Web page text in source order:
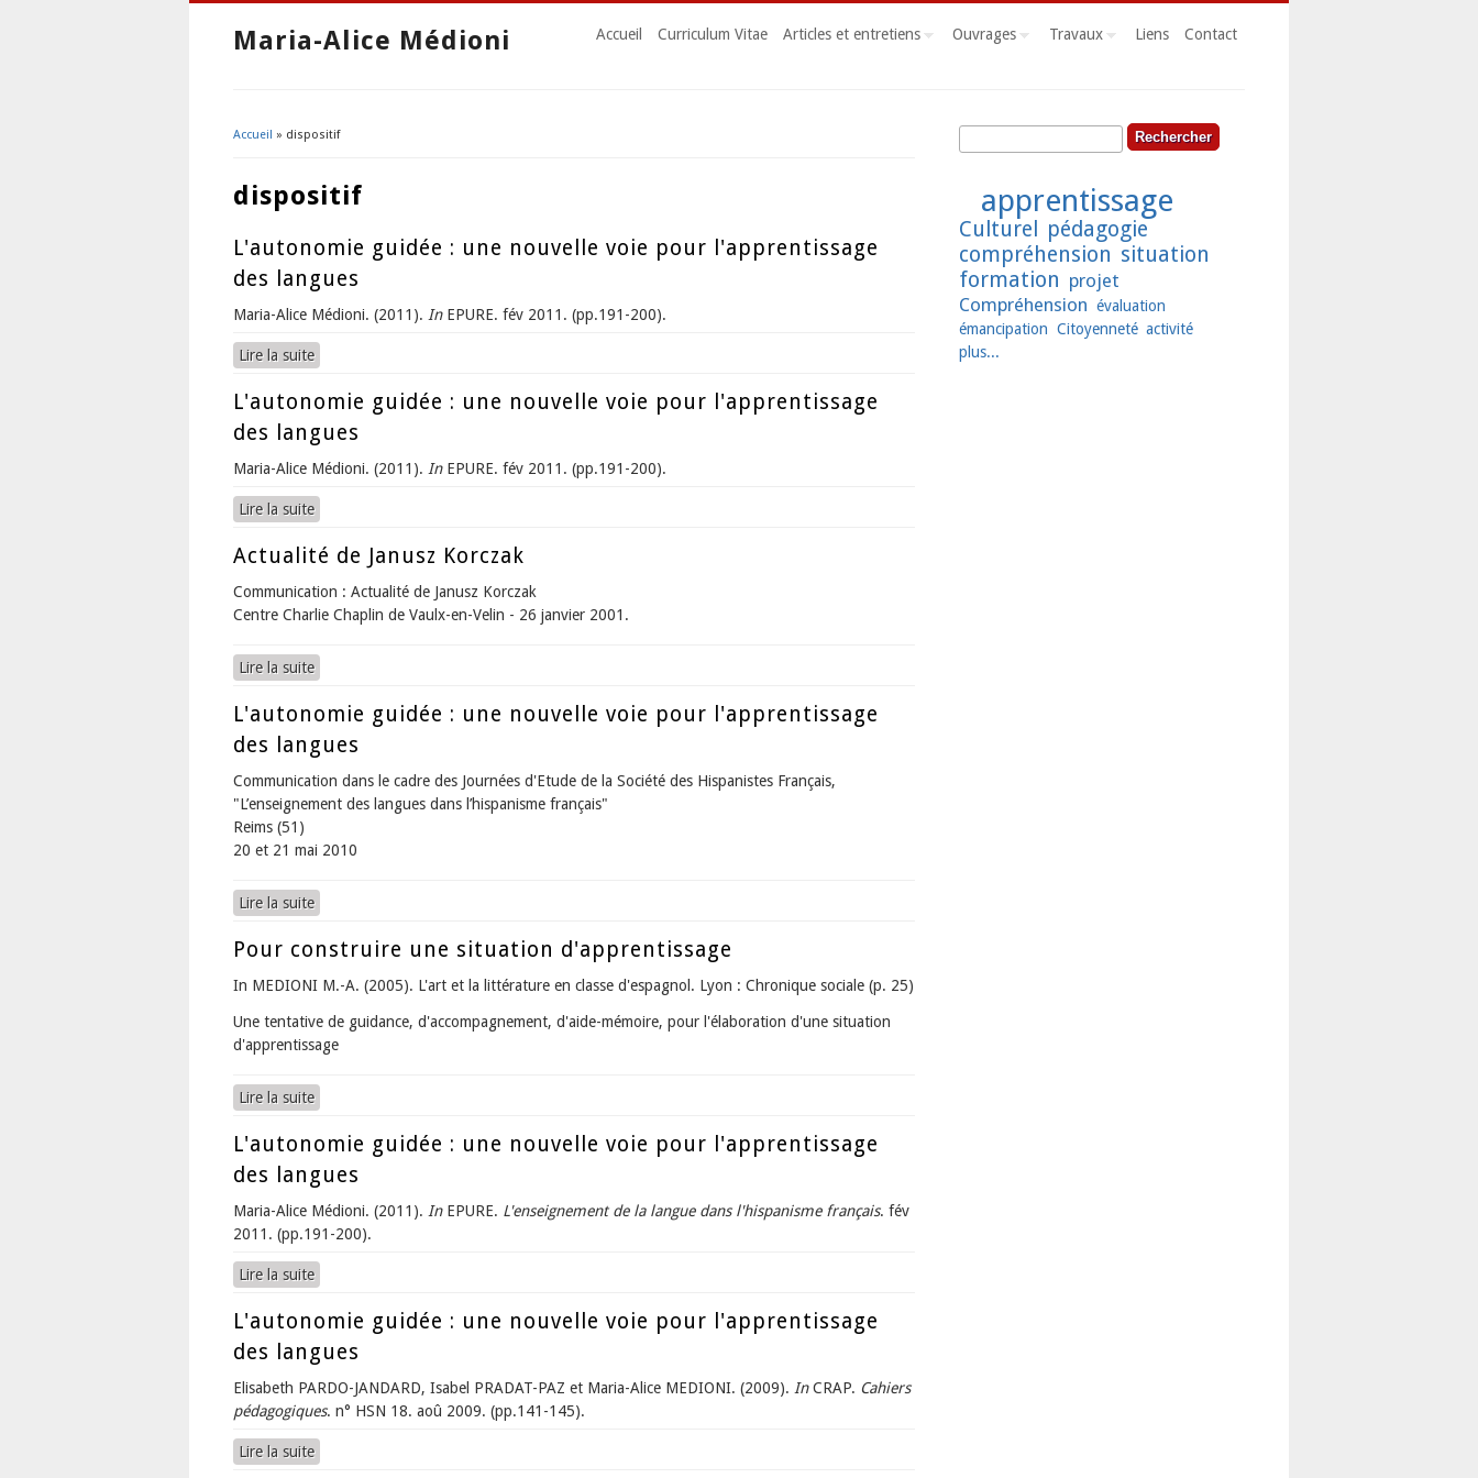
Maria-Alice Médioni Accueil Curriculum Vitae Articles et entretiens Ouvrages Travaux Liens Contact
Accueil » dispositif
dispositif
L'autonomie guidée : une nouvelle voie pour l'apprentissage
des langues
Maria-Alice Médioni. (2011). InEPURE. fév 2011. (pp.191-200).
Lire la suitede L'autonomie guidée : une nouvelle voie pour l'apprentissage des langues
L'autonomie guidée : une nouvelle voie pour l'apprentissage
des langues
Maria-Alice Médioni. (2011). InEPURE. fév 2011. (pp.191-200).
Lire la suitede L'autonomie guidée : une nouvelle voie pour l'apprentissage des langues
Actualité de Janusz Korczak
Communication : Actualité de Janusz Korczak
Centre Charlie Chaplin de Vaulx-en-Velin - 26 janvier 2001.
Lire la suitede Actualité de Janusz Korczak
L'autonomie guidée : une nouvelle voie pour l'apprentissage
des langues
Communication dans le cadre des Journées d'Etude de la Société des Hispanistes Français,
"L’enseignement des langues dans l’hispanisme français"
Reims (51)
20 et 21 mai 2010
Lire la suitede L'autonomie guidée : une nouvelle voie pour l'apprentissage des langues
Pour construire une situation d'apprentissage
In MEDIONI M.-A. (2005). L'art et la littérature en classe d'espagnol. Lyon : Chronique sociale (p. 25)
Une tentative de guidance, d'accompagnement, d'aide-mémoire, pour l'élaboration d'une situation
d'apprentissage
Lire la suitede Pour construire une situation d'apprentissage
L'autonomie guidée : une nouvelle voie pour l'apprentissage
des langues
Maria-Alice Médioni. (2011). InEPURE. L'enseignement de la langue dans l'hispanisme français. fév
2011. (pp.191-200).
Lire la suitede L'autonomie guidée : une nouvelle voie pour l'apprentissage des langues
L'autonomie guidée : une nouvelle voie pour l'apprentissage
des langues
Elisabeth PARDO-JANDARD, Isabel PRADAT-PAZ et Maria-Alice MEDIONI. (2009). InCRAP. Cahiers
pédagogiques. n° HSN 18. aoû 2009. (pp.141-145).
Lire la suitede L'autonomie guidée : une nouvelle voie pour l'apprentissage des langues
Formulaire de recherche
Rechercher
apprentissage
Culturel
pédagogie
compréhension situation
formation projet
Compréhension évaluation
émancipation Citoyenneté activité
plus...